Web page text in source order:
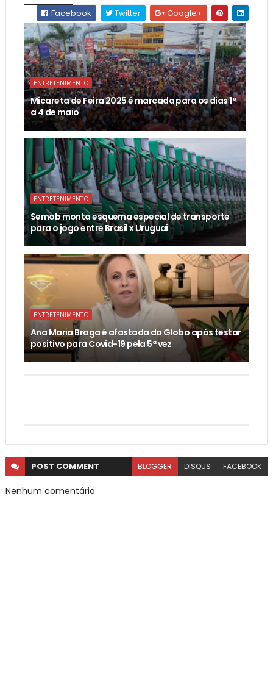
Facebook
Twitter Google+
ENTRETENIMENTO
Micareta de Feira 2025 é marcada para os dias 1°
a 4 de maio
ENTRETENIMENTO
Semob monta esquema especial de transporte
para o jogo entre Brasil x Uruguai
ENTRETENIMENTO
Ana Maria Braga é afastada da Globo após testar
positivo para Covid-19 pela 5ª vez
POST COMMENT BLOGGER DISQUS FACEBOOK
Nenhum comentário